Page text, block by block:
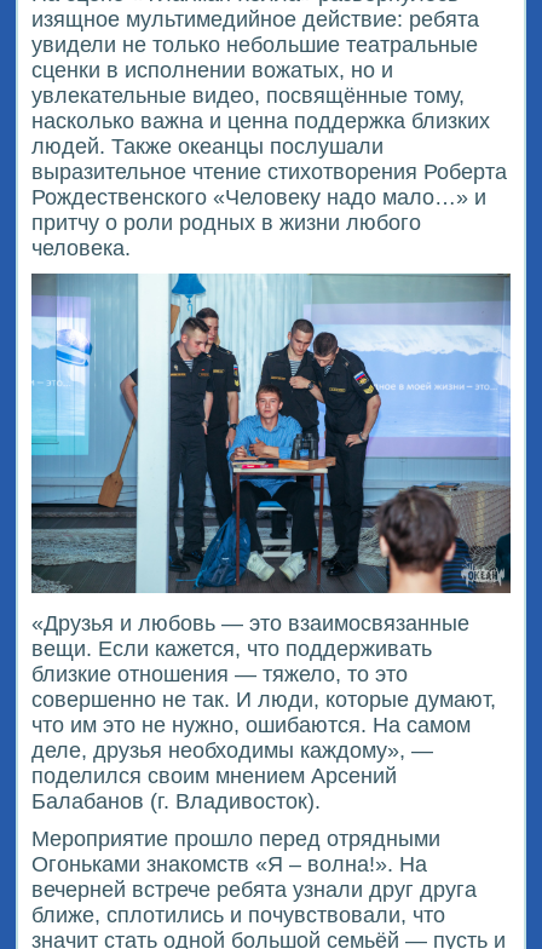
изящное мультимедийное действие: ребята
увидели не только небольшие театральные
сценки в исполнении вожатых, но и
увлекательные видео, посвящённые тому,
насколько важна и ценна поддержка близких
людей. Также океанцы послушали
выразительное чтение стихотворения Роберта
Рождественского «Человеку надо мало…» и
притчу о роли родных в жизни любого
человека.
«Друзья и любовь — это взаимосвязанные
вещи. Если кажется, что поддерживать
близкие отношения — тяжело, то это
совершенно не так. И люди, которые думают,
что им это не нужно, ошибаются. На самом
деле, друзья необходимы каждому», —
поделился своим мнением Арсений
Балабанов (г. Владивосток).
Мероприятие прошло перед отрядными
Огоньками знакомств «Я – волна!». На
вечерней встрече ребята узнали друг друга
ближе, сплотились и почувствовали, что
значит стать одной большой семьёй — пусть и